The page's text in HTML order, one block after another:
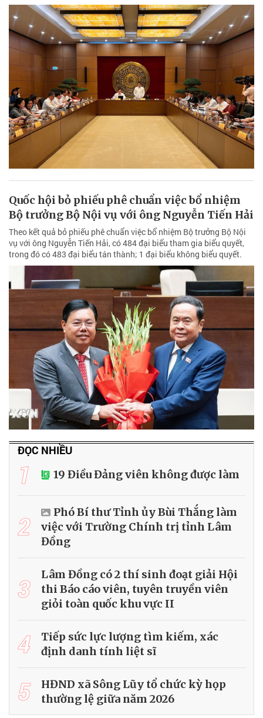
Quốc hội bỏ phiếu phê chuẩn việc bổ nhiệm
Bộ trưởng Bộ Nội vụ với ông Nguyễn Tiến Hải
Theo kết quả bỏ phiếu phê chuẩn việc bổ nhiệm Bộ trưởng Bộ Nội
vụ với ông Nguyễn Tiến Hải, có 484 đại biểu tham gia biểu quyết,
trong đó có 483 đại biểu tán thành; 1 đại biểu không biểu quyết.
ĐỌC NHIỀU
1 19 Điều Đảng viên không được làm
2
Phó Bí thư Tỉnh ủy Bùi Thắng làm
việc với Trường Chính trị tỉnh Lâm
Đồng
3
Lâm Đồng có 2 thí sinh đoạt giải Hội
thi Báo cáo viên, tuyên truyền viên
giỏi toàn quốc khu vực II
4
Tiếp sức lực lượng tìm kiếm, xác
định danh tính liệt sĩ
5
HĐND xã Sông Lũy tổ chức kỳ họp
thường lệ giữa năm 2026